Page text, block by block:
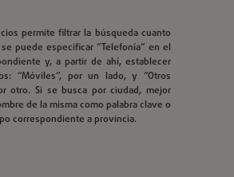
permite filtrar la búsqueda cuanto
puede especificar “Telefonía” en el
y, a partir de ahí, establecer
“Móviles”, por un lado, y “Otros
otro. Si se busca por ciudad, mejor
de la misma como palabra clave o
correspondiente a provincia.